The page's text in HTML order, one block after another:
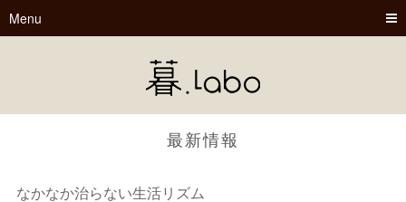
Menu
最新情報
なかなか治らない生活リズム